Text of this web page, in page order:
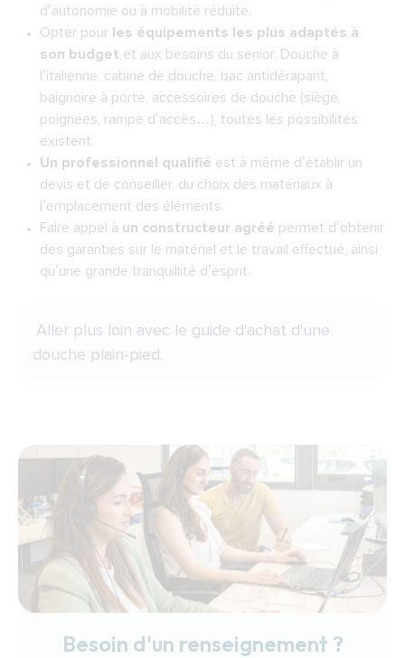
d’autonomie ou à mobilité réduite.
Opter pour les équipements les plus adaptés à
son budget et aux besoins du senior. Douche à
l’italienne, cabine de douche, bac antidérapant,
baignoire à porte, accessoires de douche (siège,
poignées, rampe d’accès…), toutes les possibilités
existent.
Un professionnel qualifié est à même d’établir un
devis et de conseiller, du choix des matériaux à
l’emplacement des éléments.
Faire appel à un constructeur agréé permet d’obtenir
des garanties sur le matériel et le travail effectué, ainsi
qu’une grande tranquillité d’esprit.
Aller plus loin avec le guide d'achat d'une
douche plain-pied.
Besoin d'un renseignement ?